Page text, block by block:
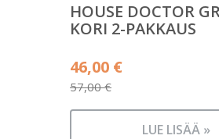
HOUSE DOCTOR
KORI 2-PAKKAUS
57,00€
Alkuperäinen
hinta
oli:
46,00 €
Nykyinen
LUE LISÄÄ »